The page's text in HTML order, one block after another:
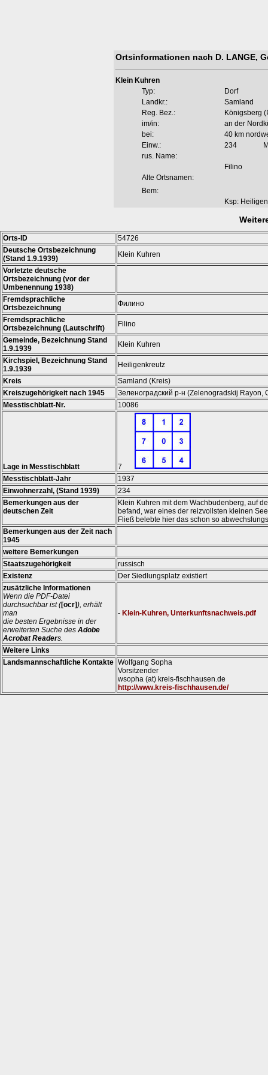
Ortsinformationen nach D. LANGE,
Klein Kuhren
Typ:
Dorf
Landkr.:
Samland
Reg. Bez.:
Königsberg
im/in:
an der
bei:
40 km
Einw.:
234
rus. Name:
Filino
Alte Ortsnamen:
Bem:
Ksp:
Orts-ID
54726
Deutsche Ortsbezeichnung
(Stand 1.9.1939)
Klein Kuhren
Vorletzte deutsche
Ortsbezeichnung (vor der
Umbenennung 1938)
Fremdsprachliche
Ortsbezeichnung
Филино
Fremdsprachliche
Ortsbezeichnung (Lautschrift)
Filino
Gemeinde, Bezeichnung Stand
1.9.1939
Klein Kuhren
Kirchspiel, Bezeichnung Stand
1.9.1939
Heiligenkreutz
Kreis
Samland (Kreis)
Kreiszugehörigkeit nach 1945
Зеленоградский р-н (Zelenogradskij Rayon,
Messtischblatt-Nr.
10086
Lage in Messtischblatt
7
Messtischblatt-Jahr
1937
Einwohnerzahl, (Stand 1939)
234
Bemerkungen aus der
deutschen Zeit
Klein Kuhren mit dem Wachbudenberg, auf
befand, war eines der reizvollsten kleinen
Fließ belebte hier das schon so
Bemerkungen aus der Zeit nach
1945
weitere Bemerkungen
Staatszugehörigkeit
russisch
Existenz
Der Siedlungsplatz existiert
zusätzliche Informationen
Wenn die PDF-Datei
durchsuchbar ist ([ocr]), erhält
man
die besten Ergebnisse in der
erweiterten Suche des Adobe
Acrobat Readers.
- Klein-Kuhren, Unterkunftsnachweis.pdf
Weitere Links
Landsmannschaftliche Kontakte Wolfgang Sopha
Vorsitzender
wsopha (at) kreis-fischhausen.de
http://www.kreis-fischhausen.de/